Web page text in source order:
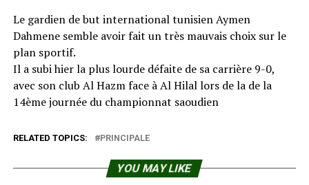
Le gardien de but international tunisien Aymen
Dahmene semble avoir fait un très mauvais choix sur le
plan sportif.
Il a subi hier la plus lourde défaite de sa carrière 9-0,
avec son club Al Hazm face à Al Hilal lors de la de la
14ème journée du championnat saoudien
RELATED TOPICS: PRINCIPALE
YOU MAY LIKE